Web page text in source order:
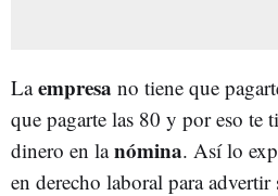
Laempresa no tiene que
que pagarte las 80 y por eso te
dinero en lanómina. Así lo
en derecho laboral para advertir